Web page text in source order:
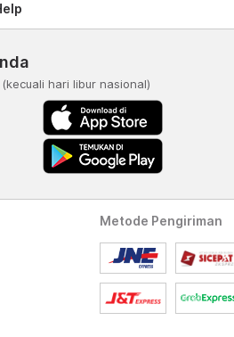
(kecuali hari libur nasional)
Metode Pengiriman